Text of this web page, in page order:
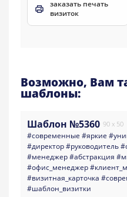
заказать печать
визиток
Возможно, Вам
шаблоны:
Шаблон №5360 90 x 50
#современные #яркие
#директор#руководитель
#менеджер#абстракция
#офис_менеджер
#визитная_карточка
#шаблон_визитки